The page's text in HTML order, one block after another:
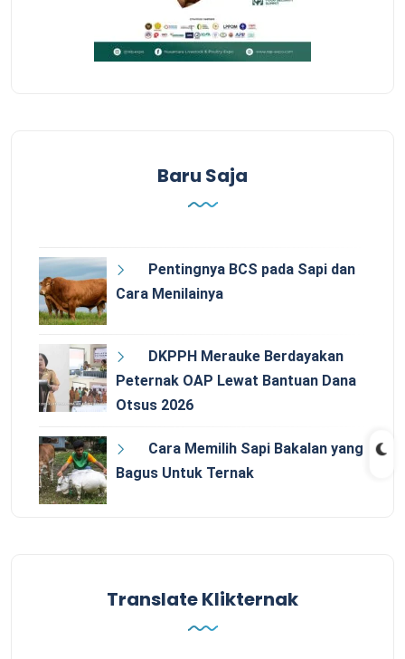
Baru Saja
Pentingnya BCS pada Sapi dan
Cara Menilainya
DKPPH Merauke Berdayakan
Peternak OAP Lewat Bantuan Dana
Otsus 2026
Cara Memilih Sapi Bakalan yang
Bagus Untuk Ternak
Translate Klikternak